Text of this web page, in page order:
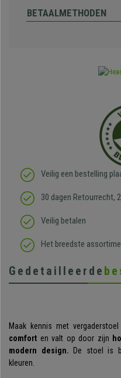
BETAALMETHODEN
Veilig een bestelling
30 dagen Retourrecht,
Veilig betalen
Het breedste
Gedetailleerde
Maak kennis met vergaderstoel
comfort en valt op door zijn
modern design.
De stoel is
kleuren.